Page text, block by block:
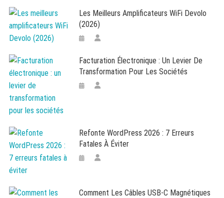
Les Meilleurs Amplificateurs WiFi Devolo
(2026)
Facturation Électronique : Un Levier De
Transformation Pour Les Sociétés
Refonte WordPress 2026 : 7 Erreurs
Fatales À Éviter
Comment Les Câbles USB-C Magnétiques